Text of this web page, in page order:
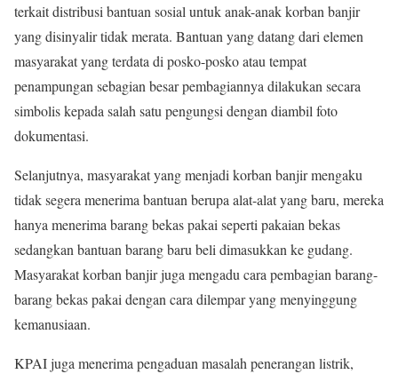
terkait distribusi bantuan sosial untuk anak-anak korban banjir
yang disinyalir tidak merata. Bantuan yang datang dari elemen
masyarakat yang terdata di posko-posko atau tempat
penampungan sebagian besar pembagiannya dilakukan secara
simbolis kepada salah satu pengungsi dengan diambil foto
dokumentasi.
Selanjutnya, masyarakat yang menjadi korban banjir mengaku
tidak segera menerima bantuan berupa alat-alat yang baru, mereka
hanya menerima barang bekas pakai seperti pakaian bekas
sedangkan bantuan barang baru beli dimasukkan ke gudang.
Masyarakat korban banjir juga mengadu cara pembagian barang-
barang bekas pakai dengan cara dilempar yang menyinggung
kemanusiaan.
KPAI juga menerima pengaduan masalah penerangan listrik,